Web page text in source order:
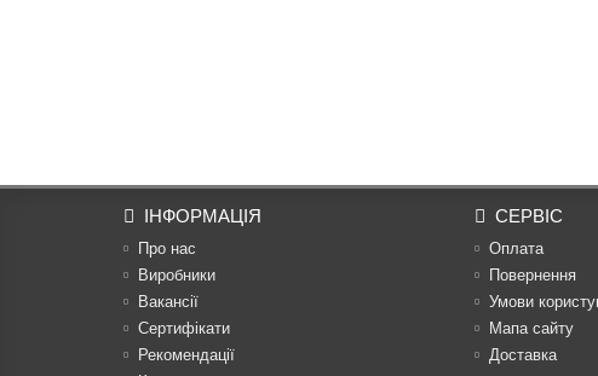
ІНФОРМАЦІЯ
Про нас
Виробники
Вакансії
Сертифікати
Рекомендації
СЕРВІС
Оплата
Повернення
Умови
Мапа сайту
Доставка